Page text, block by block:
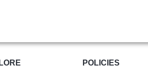
POLICIES